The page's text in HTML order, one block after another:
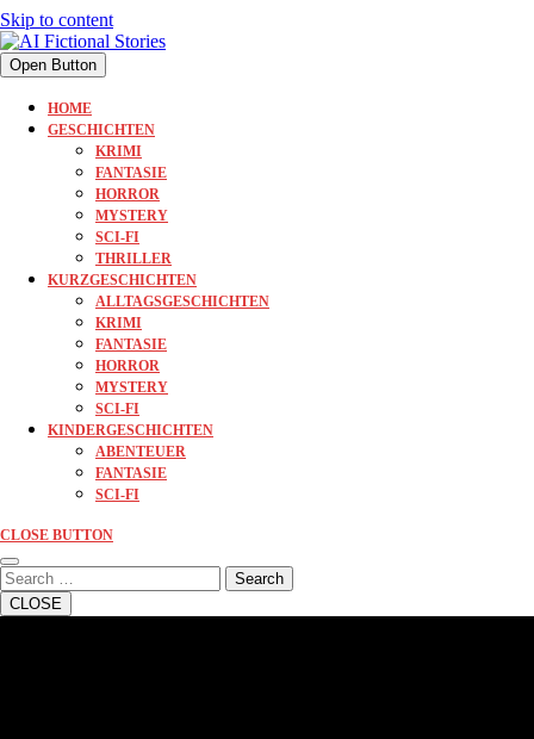
Skip to content
Open Button
HOME
GESCHICHTEN
KRIMI
FANTASIE
HORROR
MYSTERY
SCI-FI
THRILLER
KURZGESCHICHTEN
ALLTAGSGESCHICHTEN
KRIMI
FANTASIE
HORROR
MYSTERY
SCI-FI
KINDERGESCHICHTEN
ABENTEUER
FANTASIE
SCI-FI
CLOSE BUTTON
Search
CLOSE